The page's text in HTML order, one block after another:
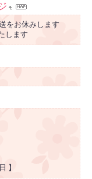
をお休みします
します
】